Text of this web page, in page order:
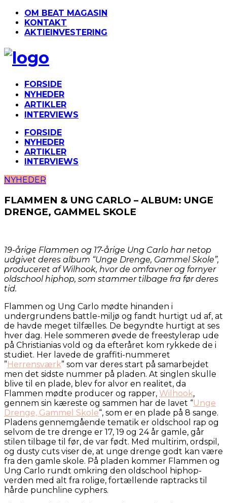
OM BEAT MAGASIN
KONTAKT
AKTIEINVESTERING
FORSIDE
NYHEDER
ARTIKLER
INTERVIEWS
FORSIDE
NYHEDER
ARTIKLER
INTERVIEWS
NYHEDER
FLAMMEN & UNG CARLO – ALBUM: UNGE
DRENGE, GAMMEL SKOLE
19-årige Flammen og 17-årige Ung Carlo har netop
udgivet deres album “Unge Drenge, Gammel Skole”,
produceret af Wilhook, hvor de omfavner og fornyer
oldschool hiphop, som stammer tilbage fra før deres
tid.
Flammen og Ung Carlo mødte hinanden i
undergrundens battle-miljø og fandt hurtigt ud af, at
de havde meget tilfælles. De begyndte hurtigt at ses
hver dag. Hele sommeren øvede de freestylerap ude
på Christianias vold og da efteråret kom rykkede de i
studiet. Her lavede de graffiti-nummeret
”Herrensværk” som var deres start på samarbejdet
men det sidste nummer på pladen. At singlen skulle
blive til en plade, blev for alvor en realitet, da
Flammen mødte producer og rapper, Wilhook,
gennem sin kæreste og sammen har de lavet “Unge
Drenge, Gammel Skole“, som er en plade på 8 sange.
Pladens gennemgående tematik er oldschool rap og
selvom de tre drenge er 17, 19 og 24 år gamle, går
stilen tilbage til før, de var født. Med multirim, ordspil,
og dusty cuts viser de, at unge drenge godt kan være
fra den gamle skole. På pladen kommer Flammen og
Ung Carlo rundt omkring den oldschool hiphop-
verden med alt fra rolige, fortællende raptracks til
hårde punchline cyphers.